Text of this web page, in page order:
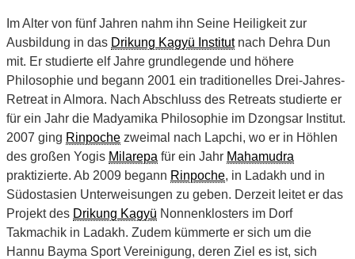
Im Alter von fünf Jahren nahm ihn Seine Heiligkeit zur
Ausbildung in das Drikung Kagyü Institutnach Dehra Dun
mit. Er studierte elf Jahre grundlegende und höhere
Philosophie und begann 2001 ein traditionelles Drei-Jahres-
Retreat in Almora. Nach Abschluss des Retreats studierte er
für ein Jahr die Madyamika Philosophie im Dzongsar Institut.
2007 ging Rinpoche zweimal nach Lapchi, wo er in Höhlen
des großen Yogis Milarepa für ein Jahr Mahamudra
praktizierte. Ab 2009 begann Rinpoche, in Ladakh und in
Südostasien Unterweisungen zu geben. Derzeit leitet er das
Projekt des Drikung Kagyü Nonnenklosters im Dorf
Takmachik in Ladakh. Zudem kümmerte er sich um die
Hannu Bayma Sport Vereinigung, deren Ziel es ist, sich